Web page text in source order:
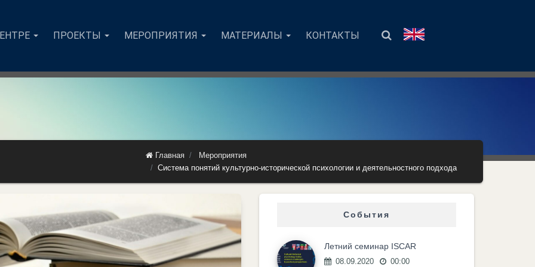
ПРОЕКТЫ МЕРОПРИЯТИЯ МАТЕРИАЛЫ КОНТАКТЫ
Главная
Мероприятия
Система понятий культурно-исторической психологии и деятельностного подхода
События
Летний семинар ISCAR
08.09.2020 00:00